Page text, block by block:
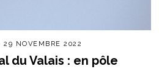
29 NOVEMBRE 2022
du Valais : en pôle